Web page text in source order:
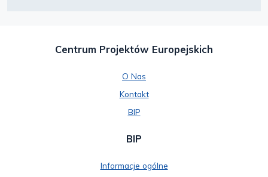
Centrum Projektów Europejskich
O Nas
Kontakt
BIP
BIP
Informacje ogólne